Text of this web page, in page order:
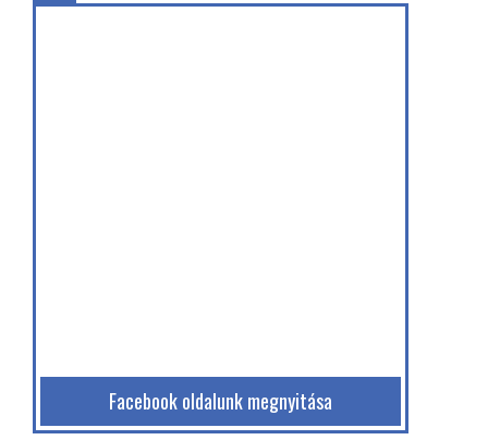
Facebook oldalunk megnyitása